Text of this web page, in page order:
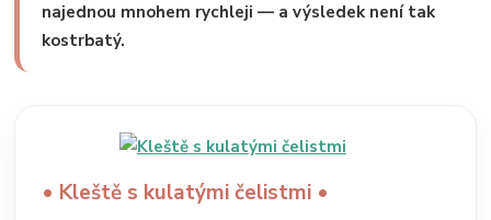
najednou mnohem rychleji — a výsledek není tak
kostrbatý.
• Kleště s kulatými čelistmi •